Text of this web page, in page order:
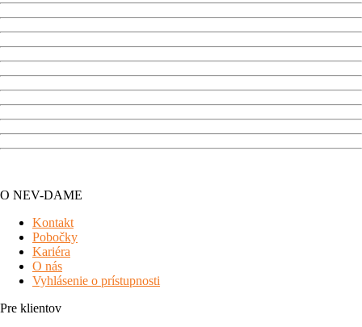
O NEV-DAME
Kontakt
Pobočky
Kariéra
O nás
Vyhlásenie o prístupnosti
Pre klientov